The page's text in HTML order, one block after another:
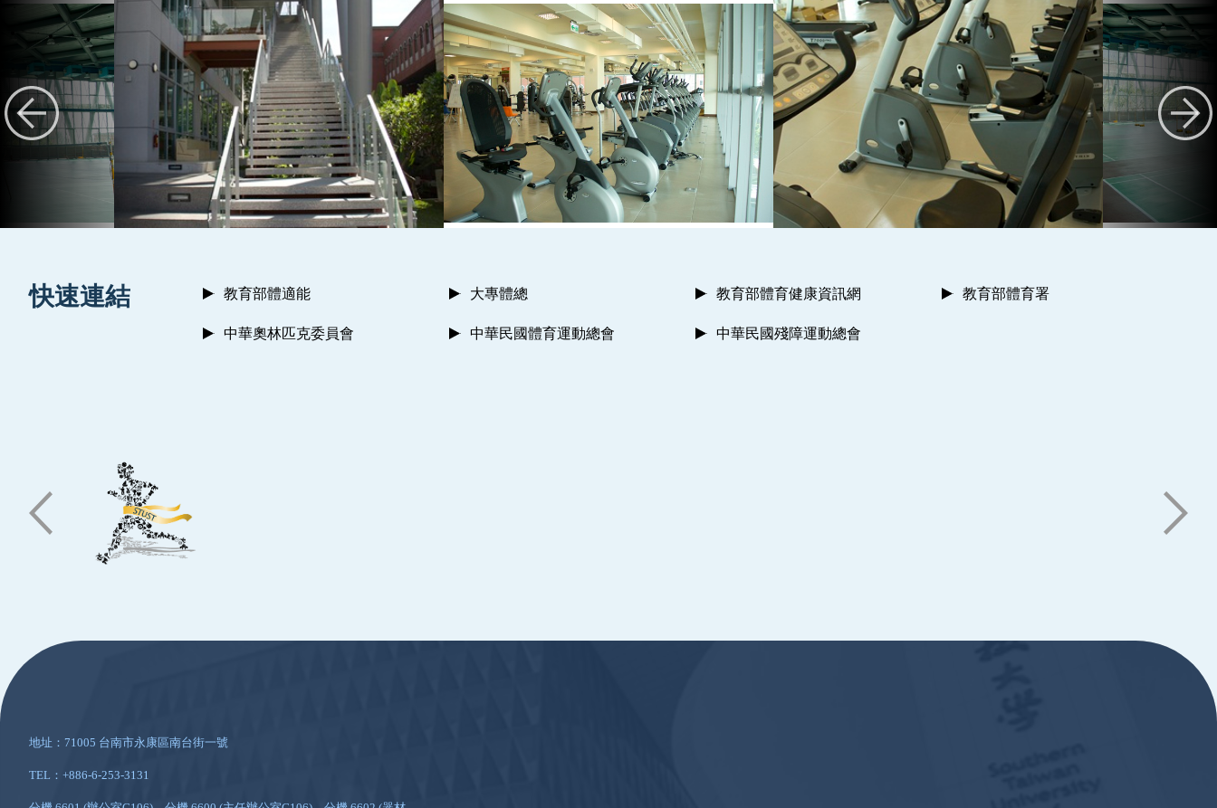
快速連結 教育部體適能 大專體總 教育部體育健康資訊網
教育部體育署
中華奧林匹克委員會
中華民國體育運動總會 中華民國殘障運動總會
地址：71005 台南市永康區南台街一號
TEL：+886-6-253-3131